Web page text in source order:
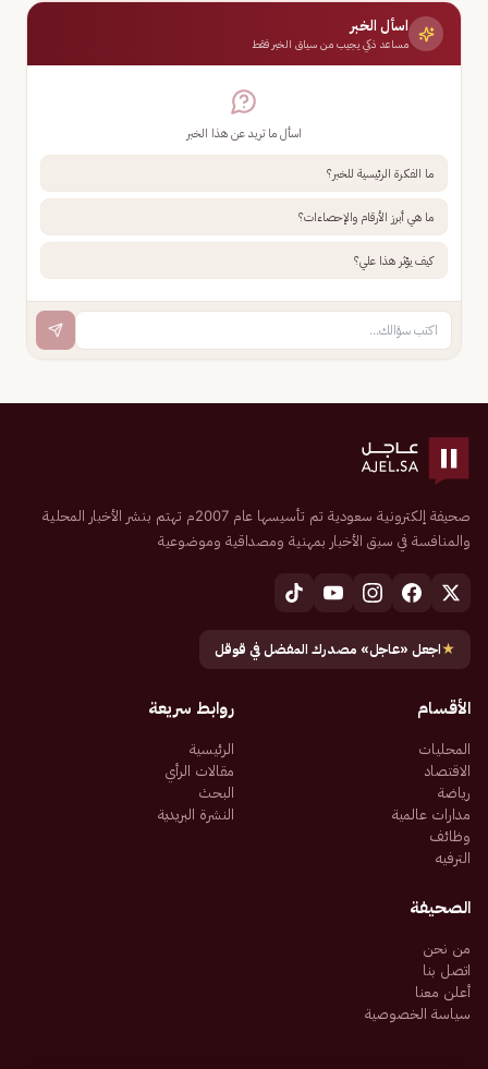
اسأل الخبر
مساعد ذكي يجيب من سياق الخبر فقط
اسأل ما تريد عن هذا الخبر
ما الفكرة الرئيسية للخبر؟
ما هي أبرز الأرقام والإحصاءات؟
كيف يؤثر هذا علي؟
صحيفة إلكترونية سعودية تم تأسيسها عام 2007م تهتم بنشر الأخبار المحلية
والمنافسة في سبق الأخبار بمهنية ومصداقية وموضوعية
★اجعل «عاجل» مصدرك المفضل في قوقل
الأقسام
المحليات
الاقتصاد
رياضة
مدارات عالمية
وظائف
الترفيه
روابط سريعة
الرئيسية
مقالات الرأي
البحث
النشرة البريدية
الصحيفة
من نحن
اتصل بنا
أعلن معنا
سياسة الخصوصية